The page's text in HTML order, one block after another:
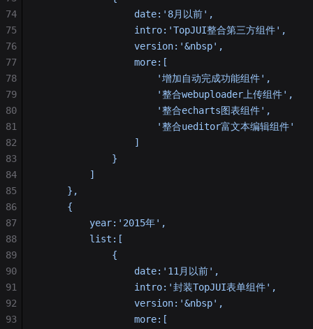
                 date:'8月以前',
                 intro:'TopJUI整合第三方组件',
                 version:'&nbsp',
                 more:[
                     '增加自动完成功能组件',
                     '整合webuploader上传组件',
                     '整合echarts图表组件',
                     '整合ueditor富文本编辑组件'
                 ]
             }
         ]
     },
     {
         year:'2015年',
         list:[
             {
                 date:'11月以前',
                 intro:'封装TopJUI表单组件',
                 version:'&nbsp',
                 more:[
74
75
76
77
78
79
80
81
82
83
84
85
86
87
88
89
90
91
92
93